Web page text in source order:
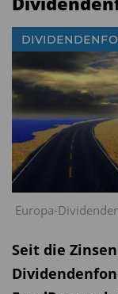
Europa-
Seit die